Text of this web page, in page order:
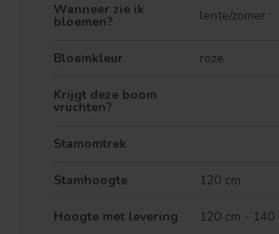
Wanneer zie ik
bloemen? lente/zomer
Bloemkleur roze
Krijgt deze boom
vruchten?
Stamomtrek
Stamhoogte 120 cm
Hoogte met levering 120 cm - 140
Treurvorm